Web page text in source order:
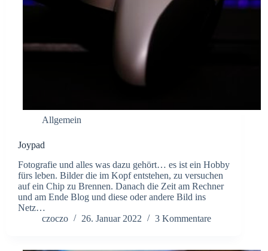
Allgemein
Joypad
Fotografie und alles was dazu gehört… es ist ein Hobby
fürs leben. Bilder die im Kopf entstehen, zu versuchen
auf ein Chip zu Brennen. Danach die Zeit am Rechner
und am Ende Blog und diese oder andere Bild ins
Netz…
czoczo
26. Januar 2022 3 Kommentare